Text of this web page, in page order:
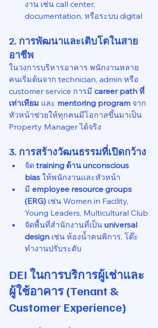
งาน เช่น call center,
documentation, หรือระบบ digital
2. การพัฒนาและเติบโตในสาย
อาชีพ
ในวงการบริหารอาคาร พนักงานหลาย
คนเริ่มต้นจาก technician, admin หรือ
customer service การมี career path ที่
เท่าเทียม และ mentoring program จาก
หัวหน้าช่วยให้ทุกคนมีโอกาสขึ้นมาเป็น
Property Manager ได้จริง
3. การสร้างวัฒนธรรมที่เปิดกว้าง
จัด training ด้าน unconscious
bias ให้พนักงานและหัวหน้า
มี employee resource groups
(ERG) เช่น Women in Facility,
Young Leaders, Multicultural Club
จัดพื้นที่สำนักงานที่เป็น universal
design เช่น ห้องน้ำคนพิการ, โต๊ะ
ทำงานปรับระดับ
DEI ในการบริการผู้เช่าและ
ผู้ใช้อาคาร (Tenant &
Customer Experience)